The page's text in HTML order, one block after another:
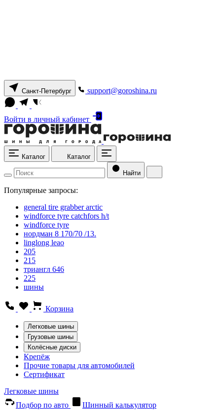
Санкт-Петербург support@goroshina.ru
Войти в личный кабинет
Каталог Каталог
Найти
Популярные запросы:
general tire grabber arctic
windforce tyre catchfors h/t
windforce tyre
нордман 8 170/70 /13.
linglong leao
205
215
триангл 646
225
шины
Корзина
Легковые шины
Грузовые шины
Колёсные диски
Крепёж
Прочие товары для автомобилей
Сертификат
Легковые шины
Подбор по авто
Шинный калькулятор